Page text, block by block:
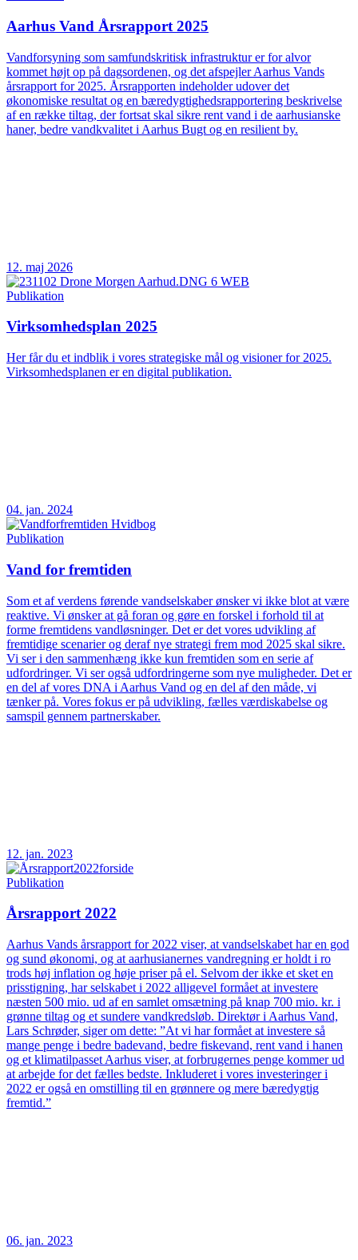
Aarhus Vand Årsrapport 2025
Vandforsyning som samfundskritisk infrastruktur er for alvor
kommet højt op på dagsordenen, og det afspejler Aarhus Vands
årsrapport for 2025. Årsrapporten indeholder udover det
økonomiske resultat og en bæredygtighedsrapportering beskrivelse
af en række tiltag, der fortsat skal sikre rent vand i de aarhusianske
haner, bedre vandkvalitet i Aarhus Bugt og en resilient by.
12. maj 2026
Publikation
Virksomhedsplan 2025
Her får du et indblik i vores strategiske mål og visioner for 2025.
Virksomhedsplanen er en digital publikation.
04. jan. 2024
Publikation
Vand for fremtiden
Som et af verdens førende vandselskaber ønsker vi ikke blot at være
reaktive. Vi ønsker at gå foran og gøre en forskel i forhold til at
forme fremtidens vandløsninger. Det er det vores udvikling af
fremtidige scenarier og deraf nye strategi frem mod 2025 skal sikre.
Vi ser i den sammenhæng ikke kun fremtiden som en serie af
udfordringer. Vi ser også udfordringerne som nye muligheder. Det er
en del af vores DNA i Aarhus Vand og en del af den måde, vi
tænker på. Vores fokus er på udvikling, fælles værdiskabelse og
samspil gennem partnerskaber.
12. jan. 2023
Publikation
Årsrapport 2022
Aarhus Vands årsrapport for 2022 viser, at vandselskabet har en god
og sund økonomi, og at aarhusianernes vandregning er holdt i ro
trods høj inflation og høje priser på el. Selvom der ikke et sket en
prisstigning, har selskabet i 2022 alligevel formået at investere
næsten 500 mio. ud af en samlet omsætning på knap 700 mio. kr. i
grønne tiltag og et sundere vandkredsløb. Direktør i Aarhus Vand,
Lars Schrøder, siger om dette: ”At vi har formået at investere så
mange penge i bedre badevand, bedre fiskevand, rent vand i hanen
og et klimatilpasset Aarhus viser, at forbrugernes penge kommer ud
at arbejde for det fælles bedste. Inkluderet i vores investeringer i
2022 er også en omstilling til en grønnere og mere bæredygtig
fremtid.”
06. jan. 2023